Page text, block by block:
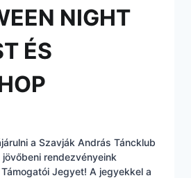
NIGHT
ÉS
a Szavják András Táncklub
rendezvényeink
Jegyet! A jegyekkel a